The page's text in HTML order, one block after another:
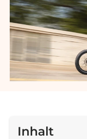
Support
Inhalt